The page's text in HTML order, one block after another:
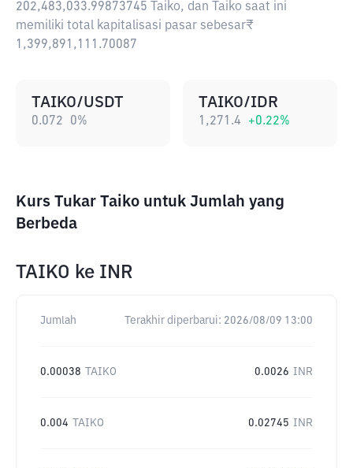
202,483,033.99873745 Taiko, dan Taiko saat ini
memiliki total kapitalisasi pasar sebesar₹
1,399,891,111.70087
TAIKO/USDT
0.072 0%
TAIKO/IDR
1,271.4 +0.22%
Kurs Tukar Taiko untuk Jumlah yang
Berbeda
TAIKO ke INR
Jumlah Terakhir diperbarui: 2026/08/09 13:00
0.00038 TAIKO 0.0026 INR
0.004 TAIKO 0.02745 INR